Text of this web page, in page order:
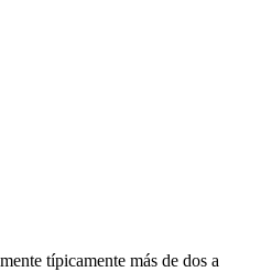
típicamente más de dos a